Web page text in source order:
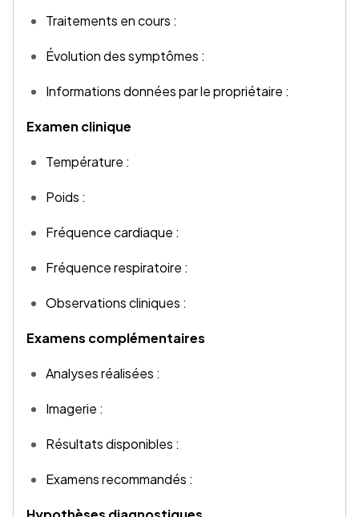
Traitements en cours :
Évolution des symptômes :
Informations données par le propriétaire :
Examen clinique
Température :
Poids :
Fréquence cardiaque :
Fréquence respiratoire :
Observations cliniques :
Examens complémentaires
Analyses réalisées :
Imagerie :
Résultats disponibles :
Examens recommandés :